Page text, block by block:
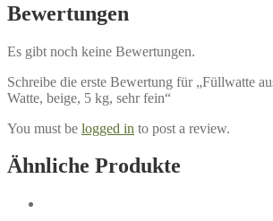
Bewertungen
Es gibt noch keine Bewertungen.
Schreibe die erste Bewertung für „Füllwatte
Watte, beige, 5 kg, sehr fein“
You must be logged in to post a review.
Ähnliche Produkte